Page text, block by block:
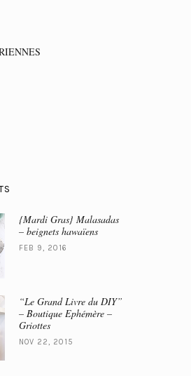
{Mardi Gras} Malasadas
– beignets hawaïens
FEB 9, 2016
“Le Grand Livre du DIY”
– Boutique Ephémère –
Griottes
NOV 22, 2015